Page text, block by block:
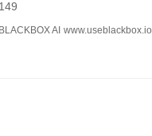
BLACKBOX AI www.useblackbox.io